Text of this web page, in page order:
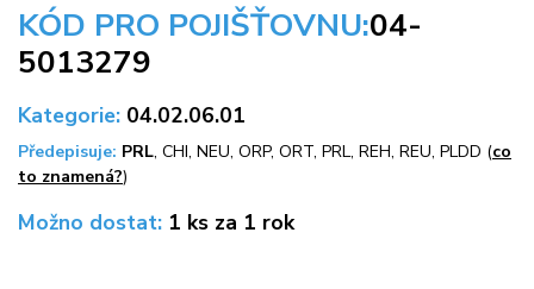
KÓD PRO POJIŠŤOVNU:04-
5013279
Kategorie: 04.02.06.01
Předepisuje: PRL, CHI, NEU, ORP, ORT, PRL, REH, REU, PLDD (co
to znamená?)
Možno dostat: 1 ks za 1 rok